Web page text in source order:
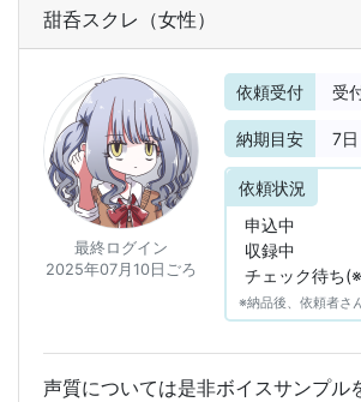
甜呑スクレ （女性）
最終ログイン
2025年07月10日ごろ
依頼受付 受
納期目安 7
依頼状況
申込中
収録中
チェック待ち
※納品後、依頼者さ
声質については是非ボイスサンプル